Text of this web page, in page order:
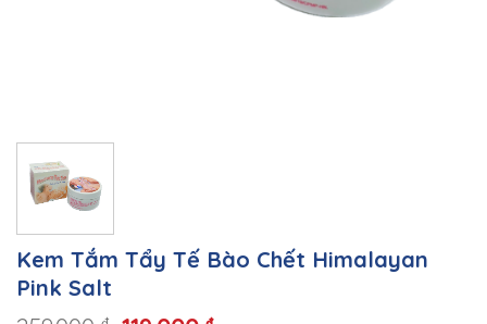
Kem Tắm Tẩy Tế Bào Chết Himalayan
Pink Salt